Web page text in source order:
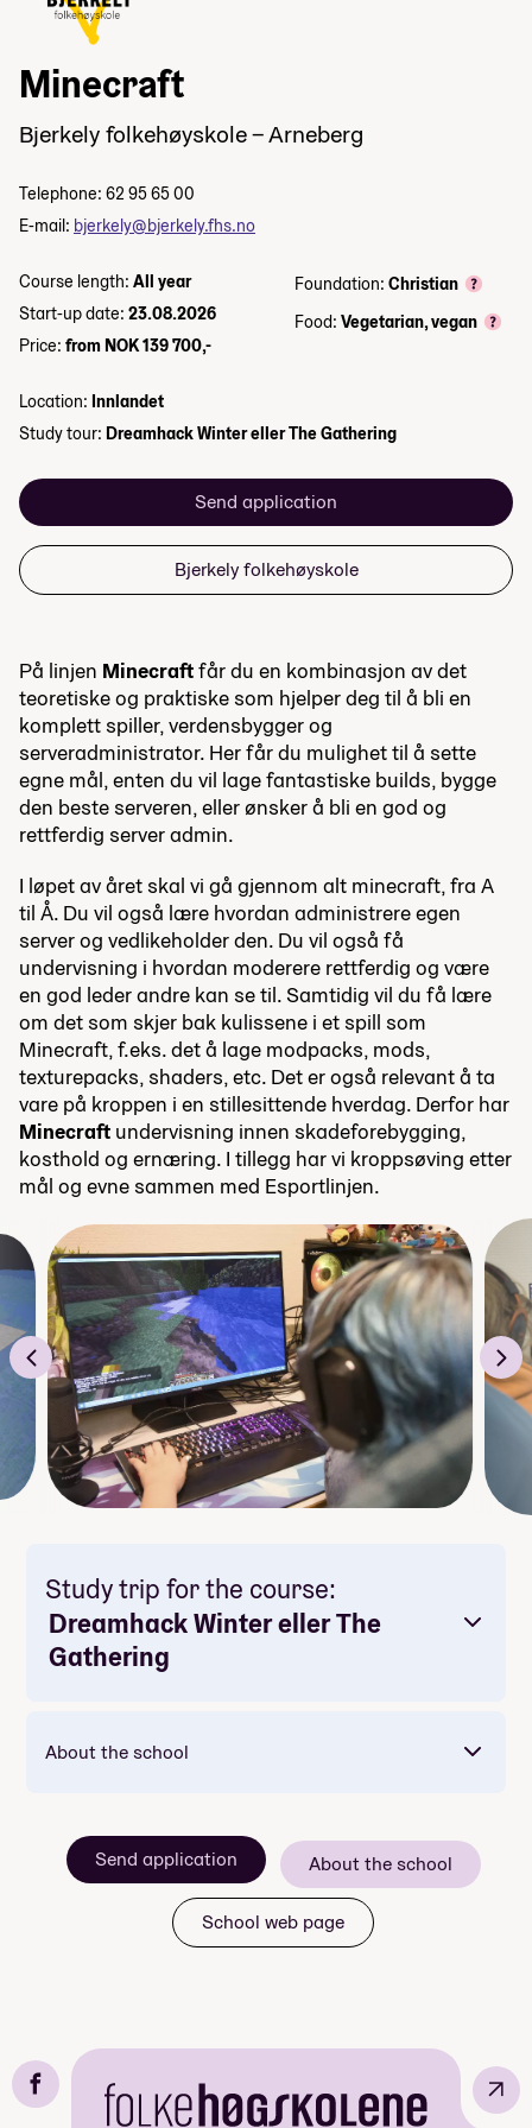
Minecraft
Bjerkely folkehøyskole – Arneberg
Telephone: 62 95 65 00
E-mail: bjerkely@bjerkely.fhs.no
Course length: All year
Start-up date: 23.08.2026
Price: from NOK 139 700,-
Foundation: Christian
Food: Vegetarian, vegan
Location: Innlandet
Study tour: Dreamhack Winter eller The Gathering
Send application
Bjerkely folkehøyskole
På linjen Minecraftfår du en kombinasjon av det
teoretiske og praktiske som hjelper deg til å bli en
komplett spiller, verdensbygger og
serveradministrator. Her får du mulighet til å sette
egne mål, enten du vil lage fantastiske builds, bygge
den beste serveren, eller ønsker å bli en god og
rettferdig server admin.
I løpet av året skal vi gå gjennom alt minecraft, fra A
til Å. Du vil også lære hvordan administrere egen
server og vedlikeholder den. Du vil også få
undervisning i hvordan moderere rettferdig og være
en god leder andre kan se til. Samtidig vil du få lære
om det som skjer bak kulissene i et spill som
Minecraft, f.eks. det å lage modpacks, mods,
texturepacks, shaders, etc. Det er også relevant å ta
vare på kroppen i en stillesittende hverdag. Derfor har
Minecraft undervisning innen skadeforebygging,
kosthold og ernæring. I tillegg har vi kroppsøving etter
mål og evne sammen med Esportlinjen.
Study trip for the course:
Dreamhack Winter eller The
Gathering
About the school
Send application About the school
School web page
↗